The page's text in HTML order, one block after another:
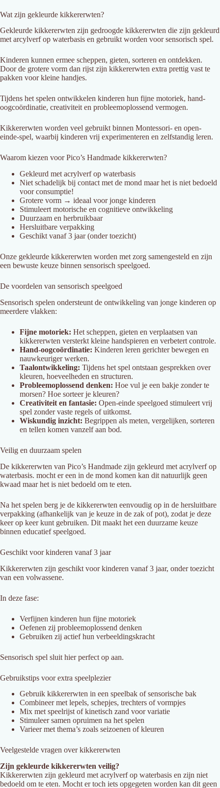
Wat zijn gekleurde kikkererwten?
Gekleurde kikkererwten zijn gedroogde kikkererwten die zijn gekleurd
met arcylverf op waterbasis en gebruikt worden voor sensorisch spel.
Kinderen kunnen ermee scheppen, gieten, sorteren en ontdekken.
Door de grotere vorm dan rijst zijn kikkererwten extra prettig vast te
pakken voor kleine handjes.
Tijdens het spelen ontwikkelen kinderen hun fijne motoriek, hand-
oogcoördinatie, creativiteit en probleemoplossend vermogen.
Kikkererwten worden veel gebruikt binnen Montessori- en open-
einde-spel, waarbij kinderen vrij experimenteren en zelfstandig leren.
Waarom kiezen voor Pico’s Handmade kikkererwten?
Gekleurd met acrylverf op waterbasis
Niet schadelijk bij contact met de mond maar het is niet bedoeld
voor consumptie!
Grotere vorm → ideaal voor jonge kinderen
Stimuleert motorische en cognitieve ontwikkeling
Duurzaam en herbruikbaar
Hersluitbare verpakking
Geschikt vanaf 3 jaar (onder toezicht)
Onze gekleurde kikkererwten worden met zorg samengesteld en zijn
een bewuste keuze binnen sensorisch speelgoed.
De voordelen van sensorisch speelgoed
Sensorisch spelen ondersteunt de ontwikkeling van jonge kinderen op
meerdere vlakken:
Fijne motoriek: Het scheppen, gieten en verplaatsen van
kikkererwten versterkt kleine handspieren en verbetert controle.
Hand-oogcoördinatie: Kinderen leren gerichter bewegen en
nauwkeuriger werken.
Taalontwikkeling: Tijdens het spel ontstaan gesprekken over
kleuren, hoeveelheden en structuren.
Probleemoplossend denken: Hoe vul je een bakje zonder te
morsen? Hoe sorteer je kleuren?
Creativiteit en fantasie: Open-einde speelgoed stimuleert vrij
spel zonder vaste regels of uitkomst.
Wiskundig inzicht: Begrippen als meten, vergelijken, sorteren
en tellen komen vanzelf aan bod.
Veilig en duurzaam spelen
De kikkererwten van Pico’s Handmade zijn gekleurd met acrylverf op
waterbasis. mocht er een in de mond komen kan dit natuurlijk geen
kwaad maar het is niet bedoeld om te eten.
Na het spelen berg je de kikkererwten eenvoudig op in de hersluitbare
verpakking (afhankelijk van je keuze in de zak of pot), zodat je deze
keer op keer kunt gebruiken. Dit maakt het een duurzame keuze
binnen educatief speelgoed.
Geschikt voor kinderen vanaf 3 jaar
Kikkererwten zijn geschikt voor kinderen vanaf 3 jaar, onder toezicht
van een volwassene.
In deze fase:
Verfijnen kinderen hun fijne motoriek
Oefenen zij probleemoplossend denken
Gebruiken zij actief hun verbeeldingskracht
Sensorisch spel sluit hier perfect op aan.
Gebruikstips voor extra speelplezier
Gebruik kikkererwten in een speelbak of sensorische bak
Combineer met lepels, schepjes, trechters of vormpjes
Mix met speelrijst of kinetisch zand voor variatie
Stimuleer samen opruimen na het spelen
Varieer met thema’s zoals seizoenen of kleuren
Veelgestelde vragen over kikkererwten
Zijn gekleurde kikkererwten veilig?
Kikkererwten zijn gekleurd met acrylverf op waterbasis en zijn niet
bedoeld om te eten. Mocht er toch iets opgegeten worden kan dit geen